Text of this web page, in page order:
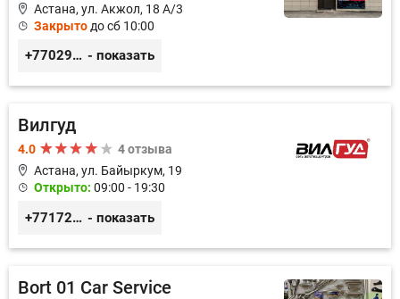
Астана, ул. Акжол, 18 А/3
Закрыто до сб 10:00
+77029352979 - показать
Вилгуд
4.0
4 отзыва
Астана, ул. Байыркум, 19
Открыто: 09:00 - 19:30
+77172978380 - показать
Bort 01 Car Service